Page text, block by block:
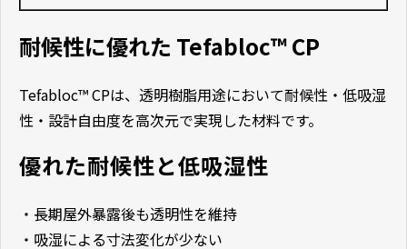
耐候性に優れた Tefabloc™ CP
Tefabloc™ CPは、透明樹脂用途において耐候性・低吸湿
性・設計自由度を高次元で実現した材料です。
優れた耐候性と低吸湿性
・長期屋外暴露後も透明性を維持
・吸湿による寸法変化が少ない